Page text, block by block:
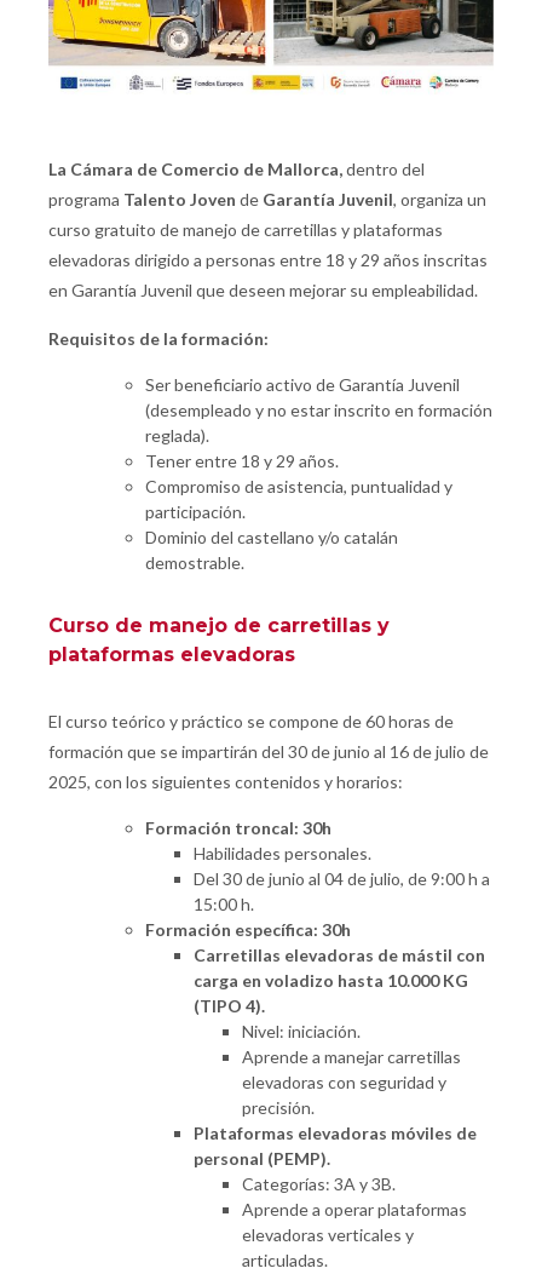
La Cámara de Comercio de Mallorca,dentro del
programa Talento Joven de Garantía Juvenil, organiza un
curso gratuito de manejo de carretillas y plataformas
elevadoras dirigido a personas entre 18 y 29 años inscritas
en Garantía Juvenil que deseen mejorar su empleabilidad.
Requisitos de la formación:
Ser beneficiario activo de Garantía Juvenil
(desempleado y no estar inscrito en formación
reglada).
Tener entre 18 y 29 años.
Compromiso de asistencia, puntualidad y
participación.
Dominio del castellano y/o catalán
demostrable.
Curso de manejo de carretillas y
plataformas elevadoras
El curso teórico y práctico se compone de 60 horas de
formación que se impartirán del 30 de junio al 16 de julio de
2025, con los siguientes contenidos y horarios:
Formación troncal: 30h
Habilidades personales.
Del 30 de junio al 04 de julio, de 9:00 h a
15:00 h.
Formación específica: 30h
Carretillas elevadoras de mástil con
carga en voladizo hasta 10.000 KG
(TIPO 4).
Nivel: iniciación.
Aprende a manejar carretillas
elevadoras con seguridad y
precisión.
Plataformas elevadoras móviles de
personal (PEMP).
Categorías: 3A y 3B.
Aprende a operar plataformas
elevadoras verticales y
articuladas.